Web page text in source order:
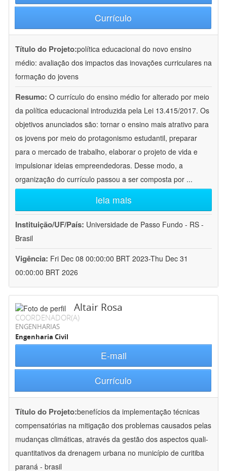
Currículo
Título do Projeto:política educacional do novo ensino
médio: avaliação dos impactos das inovações curriculares na
formação do jovens
Resumo: O currículo do ensino médio for alterado por meio
da política educacional introduzida pela Lei 13.415/2017. Os
objetivos anunciados são: tornar o ensino mais atrativo para
os jovens por meio do protagonismo estudantil, preparar
para o mercado de trabalho, elaborar o projeto de vida e
impulsionar ideias empreendedoras. Desse modo, a
organização do currículo passou a ser composta por ...
leia mais
Instituição/UF/País: Universidade de Passo Fundo - RS -
Brasil
Vigência: Fri Dec 08 00:00:00 BRT 2023-Thu Dec 31
00:00:00 BRT 2026
Altair Rosa
COORDENADOR(A)
ENGENHARIAS
Engenharia Civil
E-mail
Currículo
Título do Projeto:benefícios da implementação técnicas
compensatórias na mitigação dos problemas causados pelas
mudanças climáticas, através da gestão dos aspectos quali-
quantitativos da drenagem urbana no município de curitiba 
paraná - brasil